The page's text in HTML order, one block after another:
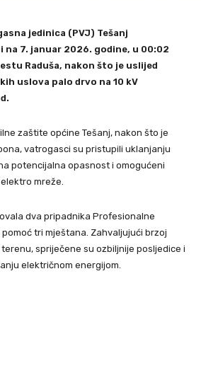
jedinica (PVJ) Tešanj
7. januar 2026. godine, u 00:02
Raduša, nakon što je uslijed
uslova palo drvo na 10 kV
zaštite općine Tešanj, nakon što je
vatrogasci su pristupili uklanjanju
potencijalna opasnost i omogućeni
mreže.
dva pripadnika Profesionalne
tri mještana. Zahvaljujući brzoj
spriječene su ozbiljnije posljedice i
električnom energijom.